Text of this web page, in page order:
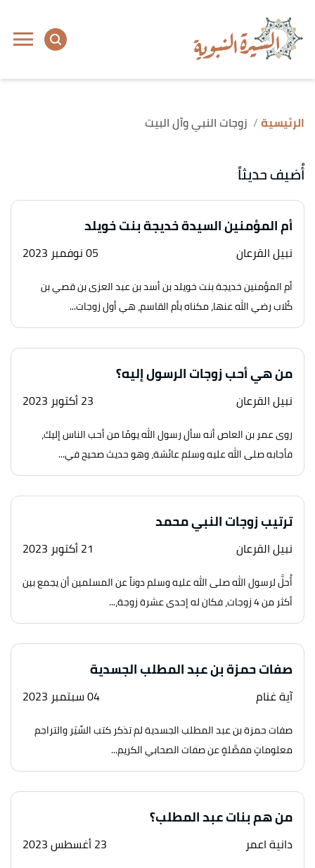
الرئيسية زوجات النبي وآل البيت
أُضيف حديثاً
أم المؤمنين السيدة خديجة بنت خويلد
نبيل القرعان 05 نوفمبر 2023
أم المؤمنين خديجة بنت خويلد بن أسد بن عبد العزى بن قصي بن
كُلاب رضي الله عنها، مكناه بأم القاسم، هي أول زوجات...
من هي أحب زوجات الرسول إليه؟
نبيل القرعان 23 أكتوبر 2023
روى عمر بن العاص أنه سأل رسول الله يومًا من أحب الناس إليك،
فأجابه صلى الله عليه وسلم عائشة، وهو حديث صحيح في...
ترتيب زوجات النبي محمد
نبيل القرعان 21 أكتوبر 2023
أُحلَّ لرسول الله صلى الله عليه وسلم دوناً عن المسلمين أن يجمع بين
أكثر من 4 زوجات، فكان له إحدى عشرة زوجة،...
صفات حمزة بن عبد المطلب الجسدية
آية غنام 04 سبتمبر 2023
صفات حمزة بن عبد المطلب الجسدية لم تذكر كتب السِّيَر والتراجم
معلوماتٍ مفصَّلةٍ عن صفات الصحابي الكريم...
من هم بنات عبد المطلب؟
دانية اعمر 23 أغسطس 2023